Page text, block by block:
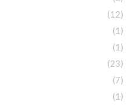
(12)
(1)
(1)
(23)
(7)
(1)